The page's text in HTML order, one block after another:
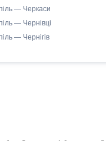
— Черкаси
— Чернівці
— Чернігів